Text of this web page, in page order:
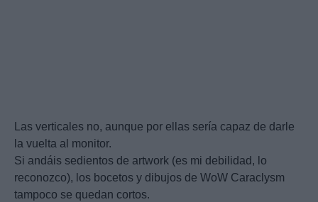
Las verticales no, aunque por ellas sería capaz de darle
la vuelta al monitor.
Si andáis sedientos de artwork (es mi debilidad, lo
reconozco), los bocetos y dibujos de WoW Caraclysm
tampoco se quedan cortos.